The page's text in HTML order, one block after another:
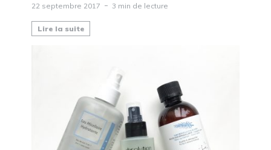
22 septembre 2017 3 min de lecture
Lire la suite